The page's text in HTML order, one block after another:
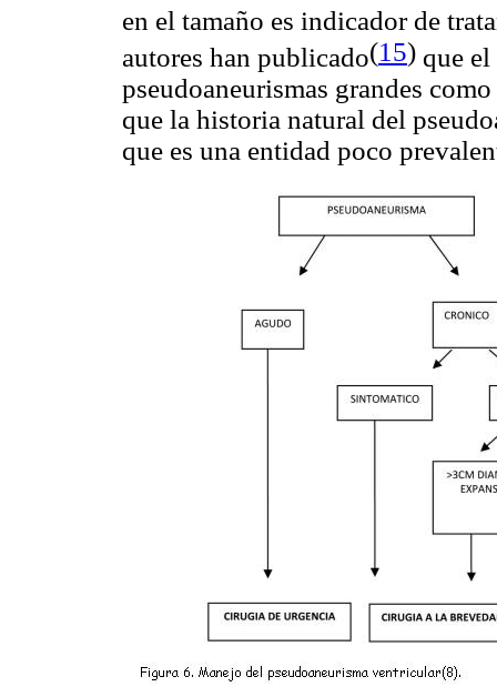
en el tamaño es indicador de
autores han publicado(15) que
pseudoaneurismas grandes
que la historia natural del
que es una entidad poco